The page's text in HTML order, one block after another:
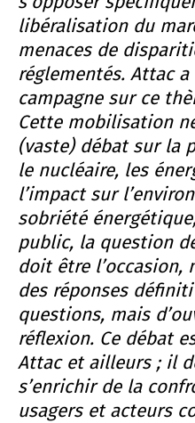
libéralisation du
menaces de
réglementés. Attac
campagne sur ce
Cette mobilisation
(vaste) débat sur la
le nucléaire, les
l’impact sur
sobriété
public, la question
doit être l’occasion,
des réponses
questions, mais
réflexion. Ce débat
Attac et ailleurs ; il
s’enrichir de la
usagers et acteurs